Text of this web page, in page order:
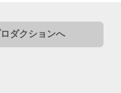
ダクションへ